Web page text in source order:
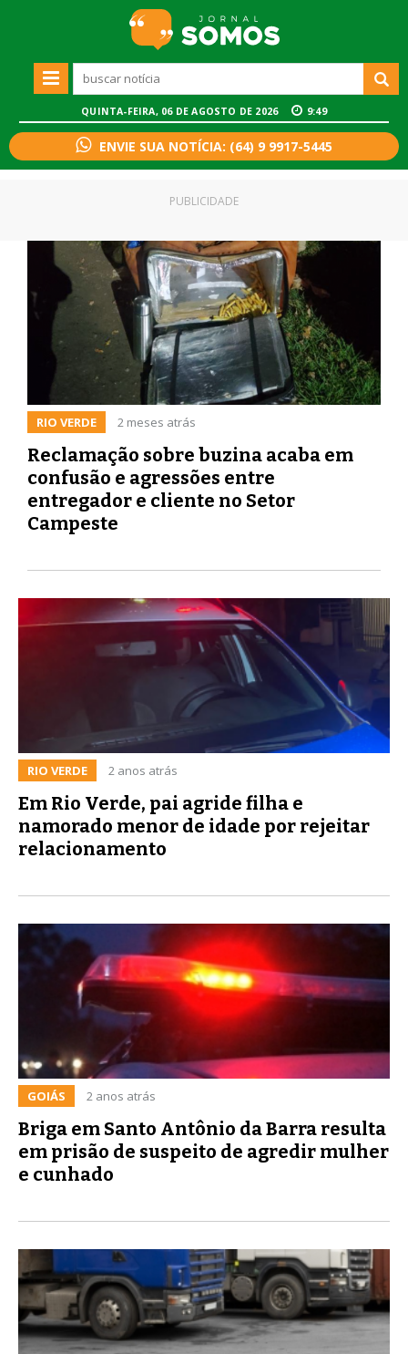
QUINTA-FEIRA, 06 DE AGOSTO DE 2026 9:49
ENVIE SUA NOTÍCIA: (64) 9 9917-5445
RIO VERDE 2 meses atrás
Reclamação sobre buzina acaba em
confusão e agressões entre
entregador e cliente no Setor
Campeste
PUBLICIDADE
RIO VERDE 2 anos atrás
Em Rio Verde, pai agride filha e
namorado menor de idade por rejeitar
relacionamento
GOIÁS 2 anos atrás
Briga em Santo Antônio da Barra resulta
em prisão de suspeito de agredir mulher
e cunhado